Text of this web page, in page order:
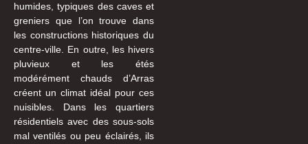
humides, typiques des caves et
greniers que l’on trouve dans
les constructions historiques du
centre-ville. En outre, les hivers
pluvieux et les étés
modérément chauds d’Arras
créent un climat idéal pour ces
nuisibles. Dans les quartiers
résidentiels avec des sous-sols
mal ventilés ou peu éclairés, ils